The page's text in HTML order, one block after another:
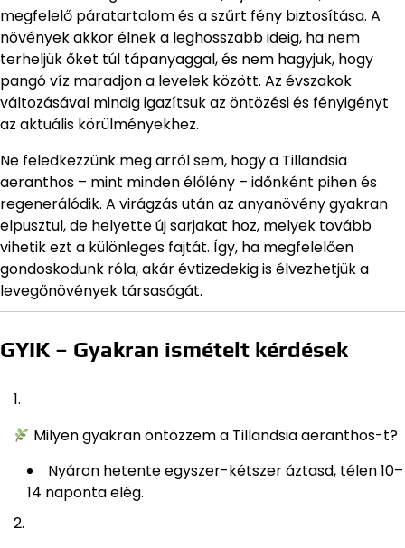
megfelelő páratartalom és a szűrt fény biztosítása. A
növények akkor élnek a leghosszabb ideig, ha nem
terheljük őket túl tápanyaggal, és nem hagyjuk, hogy
pangó víz maradjon a levelek között. Az évszakok
változásával mindig igazítsuk az öntözési és fényigényt
az aktuális körülményekhez.
Ne feledkezzünk meg arról sem, hogy a Tillandsia
aeranthos – mint minden élőlény – időnként pihen és
regenerálódik. A virágzás után az anyanövény gyakran
elpusztul, de helyette új sarjakat hoz, melyek tovább
vihetik ezt a különleges fajtát. Így, ha megfelelően
gondoskodunk róla, akár évtizedekig is élvezhetjük a
levegőnövények társaságát.
GYIK – Gyakran ismételt kérdések
Milyen gyakran öntözzem a Tillandsia aeranthos-t?
Nyáron hetente egyszer-kétszer áztasd, télen 10–
14 naponta elég.